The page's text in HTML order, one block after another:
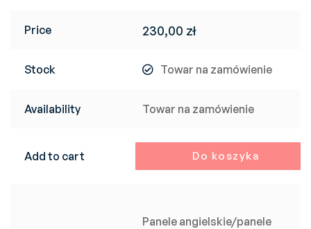
Price 230,00 zł
Stock Towar na zamówienie
Availability Towar na zamówienie
Add to cart Do koszyka
Panele angielskie/panele